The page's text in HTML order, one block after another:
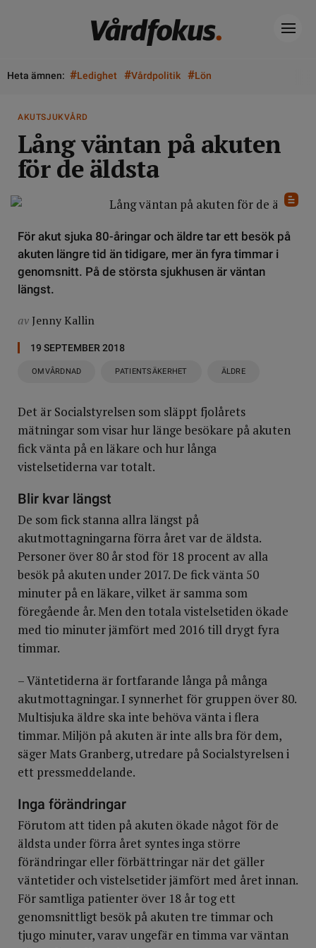
Heta ämnen: #Ledighet #Vårdpolitik #Lön
AKUTSJUKVÅRD
Lång väntan på akuten
för de äldsta
För akut sjuka 80-åringar och äldre tar ett besök på
akuten längre tid än tidigare, mer än fyra timmar i
genomsnitt. På de största sjukhusen är väntan
längst.
av Jenny Kallin
19 SEPTEMBER 2018
OMVÅRDNAD PATIENTSÄKERHET ÄLDRE
Det är Socialstyrelsen som släppt fjolårets
mätningar som visar hur länge besökare på akuten
fick vänta på en läkare och hur långa
vistelsetiderna var totalt.
Blir kvar längst
De som fick stanna allra längst på
akutmottagningarna förra året var de äldsta.
Personer över 80 år stod för 18 procent av alla
besök på akuten under 2017. De fick vänta 50
minuter på en läkare, vilket är samma som
föregående år. Men den totala vistelsetiden ökade
med tio minuter jämfört med 2016 till drygt fyra
timmar.
– Väntetiderna är fortfarande långa på många
akutmottagningar. I synnerhet för gruppen över 80.
Multisjuka äldre ska inte behöva vänta i flera
timmar. Miljön på akuten är inte alls bra för dem,
säger Mats Granberg, utredare på Socialstyrelsen i
ett pressmeddelande.
Inga förändringar
Förutom att tiden på akuten ökade något för de
äldsta under förra året syntes inga större
förändringar eller förbättringar när det gäller
väntetider och vistelsetider jämfört med året innan.
För samtliga patienter över 18 år tog ett
genomsnittligt besök på akuten tre timmar och
tjugo minuter, varav ungefär en timma var väntan